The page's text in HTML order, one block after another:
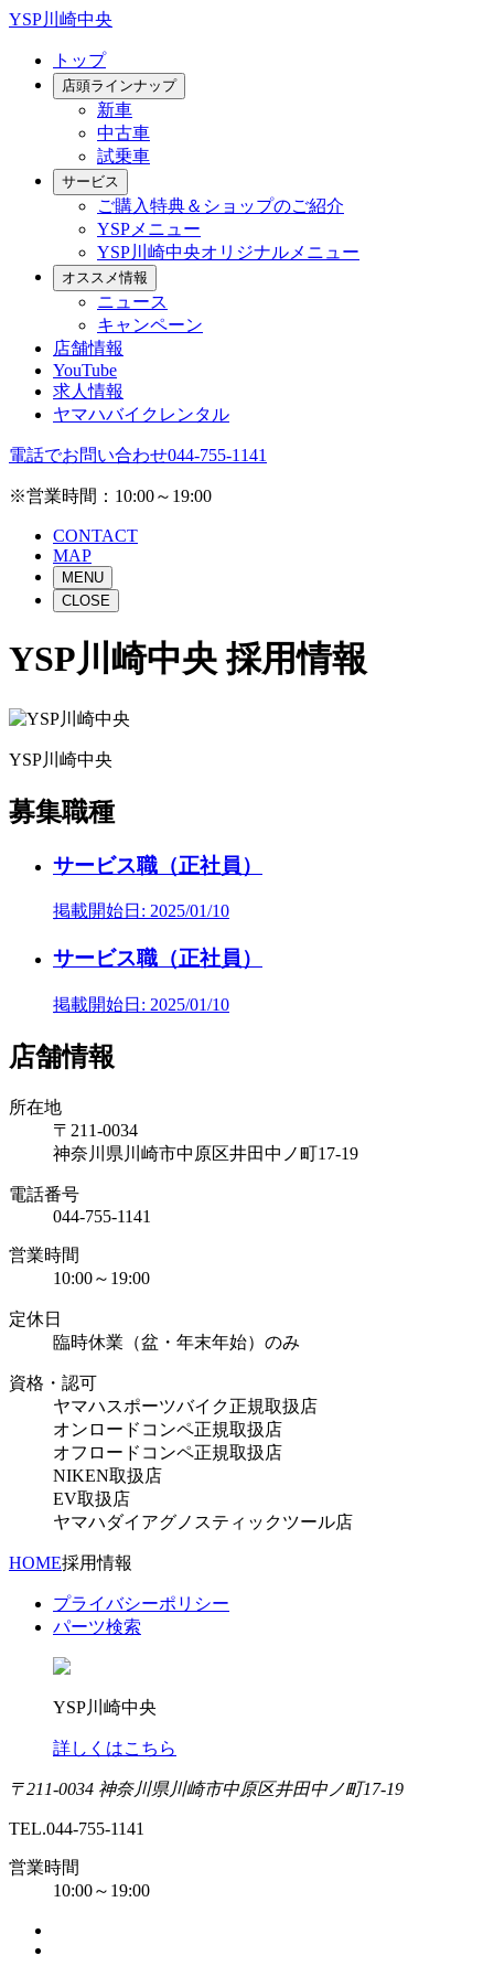
YSP川崎中央
トップ
店頭ラインナップ
新車
中古車
試乗車
サービス
ご購入特典＆ショップのご紹介
YSPメニュー
YSP川崎中央オリジナルメニュー
オススメ情報
ニュース
キャンペーン
店舗情報
YouTube
求人情報
ヤマハバイクレンタル
電話でお問い合わせ044-755-1141
※営業時間：10:00～19:00
CONTACT
MAP
MENU
CLOSE
YSP川崎中央 採用情報
YSP川崎中央
募集職種
サービス職（正社員）
掲載開始日: 2025/01/10
サービス職（正社員）
掲載開始日: 2025/01/10
店舗情報
所在地
〒211-0034
神奈川県川崎市中原区井田中ノ町17-19
電話番号
044-755-1141
営業時間
10:00～19:00
定休日
臨時休業（盆・年末年始）のみ
資格・認可
ヤマハスポーツバイク正規取扱店
オンロードコンペ正規取扱店
オフロードコンペ正規取扱店
NIKEN取扱店
EV取扱店
ヤマハダイアグノスティックツール店
HOME採用情報
プライバシーポリシー
パーツ検索
YSP川崎中央
詳しくはこちら
〒211-0034 神奈川県川崎市中原区井田中ノ町17-19
TEL.044-755-1141
営業時間
10:00～19:00